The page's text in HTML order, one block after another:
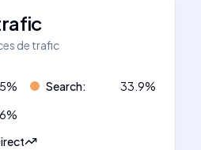
de trafic
% Search: 33.9%
%